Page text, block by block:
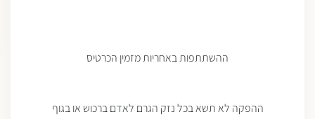
ההשתתפות באחריות מזמין הכרטיס
ההפקה לא תשא בכל נזק הגרם לאדם ברכוש או בגוף